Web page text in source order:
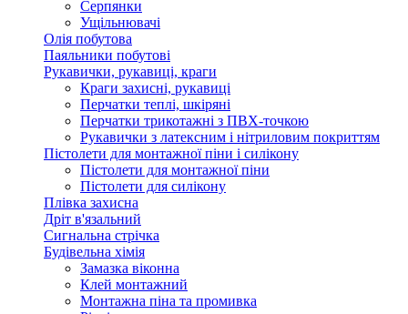
Серпянки
Ущільнювачі
Олія побутова
Паяльники побутові
Рукавички, рукавиці, краги
Краги захисні, рукавиці
Перчатки теплі, шкіряні
Перчатки трикотажні з ПВХ-точкою
Рукавички з латексним і нітриловим покриттям
Пістолети для монтажної піни і силікону
Пістолети для монтажної піни
Пістолети для силікону
Плівка захисна
Дріт в'язальний
Сигнальна стрічка
Будівельна хімія
Замазка віконна
Клей монтажний
Монтажна піна та промивка